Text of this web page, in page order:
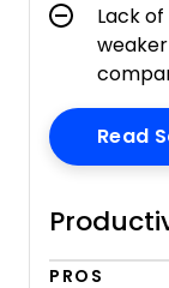
Lack
Read
PROS